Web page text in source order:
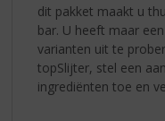
dit pakket maakt u
bar. U heeft maar
varianten uit te
topSlijter, stel een
ingrediënten toe en